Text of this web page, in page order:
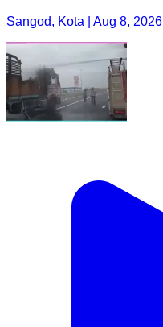
Sangod, Kota | Aug 8, 2026